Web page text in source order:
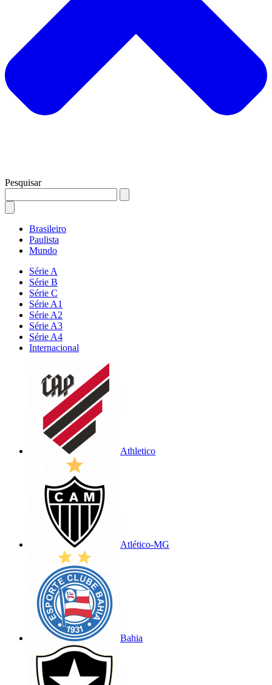
Pesquisar
Brasileiro
Paulista
Mundo
Série A
Série B
Série C
Série A1
Série A2
Série A3
Série A4
Internacional
Athletico
Atlético-MG
Bahia